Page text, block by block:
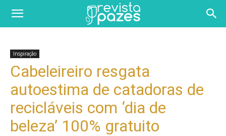
Inspiração
Cabeleireiro resgata
autoestima de catadoras de
recicláveis com ‘dia de
beleza’ 100% gratuito